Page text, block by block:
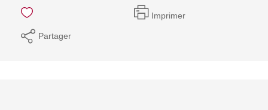
Imprimer
Partager